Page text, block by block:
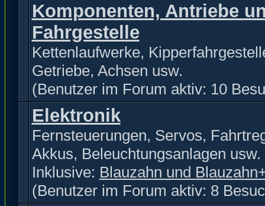
Komponenten, Antriebe
Fahrgestelle
Kettenlaufwerke,
Getriebe, Achsen usw.
(Benutzer im Forum aktiv: 10
Elektronik
Fernsteuerungen, Servos,
Akkus, Beleuchtungsanlagen usw.
Inklusive: Blauzahn und
(Benutzer im Forum aktiv: 8